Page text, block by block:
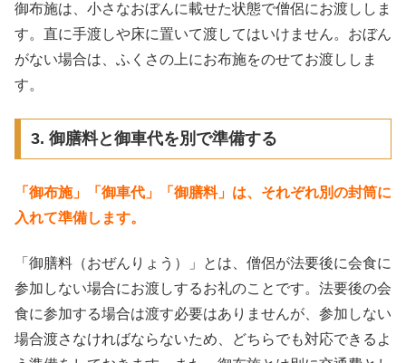
御布施は、小さなおぼんに載せた状態で僧侶にお渡ししま
す。直に手渡しや床に置いて渡してはいけません。おぼん
がない場合は、ふくさの上にお布施をのせてお渡ししま
す。
3. 御膳料と御車代を別で準備する
「御布施」「御車代」「御膳料」は、それぞれ別の封筒に
入れて準備します。
「御膳料（おぜんりょう）」とは、僧侶が法要後に会食に
参加しない場合にお渡しするお礼のことです。法要後の会
食に参加する場合は渡す必要はありませんが、参加しない
場合渡さなければならないため、どちらでも対応できるよ